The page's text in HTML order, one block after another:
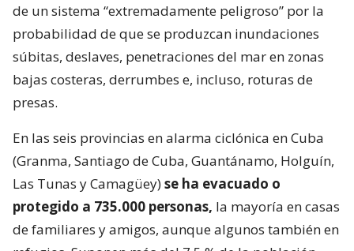
de un sistema “extremadamente peligroso” por la
probabilidad de que se produzcan inundaciones
súbitas, deslaves, penetraciones del mar en zonas
bajas costeras, derrumbes e, incluso, roturas de
presas.
En las seis provincias en alarma ciclónica en Cuba
(Granma, Santiago de Cuba, Guantánamo, Holguín,
Las Tunas y Camagüey)se ha evacuado o
protegido a 735.000 personas, la mayoría en casas
de familiares y amigos, aunque algunos también en